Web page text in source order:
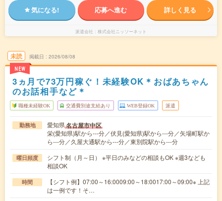
気になる! 応募へ進む 詳しく見る
派遣会社 株式会社ニッソーネット
未読
NEW
掲載日 2026/08/08
3ヵ月で73万円稼ぐ！未経験OK＊おばあちゃん
のお話相手など＊
職種未経験OK 交通費別途支給あり WEB登録OK 派遣
勤務地 愛知県名古屋市中区
栄(愛知県)駅から---分／伏見(愛知県)駅から---分／矢場町駅か
ら---分／久屋大通駅から---分／東別院駅から---分
曜日頻度
シフト制（月～日） ※平日のみなどの相談もOK ※週3なども
相談OK
時間
【シフト例】07:00～16:0009:00～18:0017:00～09:00※ 上記
は一例です！そ…